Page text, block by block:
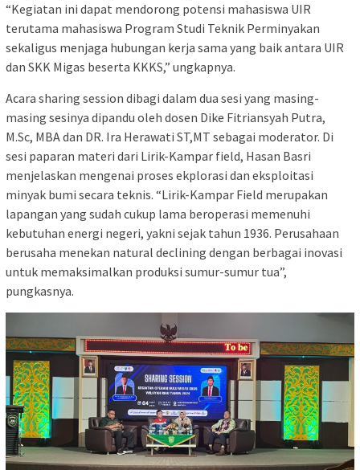
“Kegiatan ini dapat mendorong potensi mahasiswa UIR
terutama mahasiswa Program Studi Teknik Perminyakan
sekaligus menjaga hubungan kerja sama yang baik antara UIR
dan SKK Migas beserta KKKS,” ungkapnya.
Acara sharing session dibagi dalam dua sesi yang masing-
masing sesinya dipandu oleh dosen Dike Fitriansyah Putra,
M.Sc, MBA dan DR. Ira Herawati ST,MT sebagai moderator. Di
sesi paparan materi dari Lirik-Kampar field, Hasan Basri
menjelaskan mengenai proses ekplorasi dan eksploitasi
minyak bumi secara teknis. “Lirik-Kampar Field merupakan
lapangan yang sudah cukup lama beroperasi memenuhi
kebutuhan energi negeri, yakni sejak tahun 1936. Perusahaan
berusaha menekan natural declining dengan berbagai inovasi
untuk memaksimalkan produksi sumur-sumur tua”,
pungkasnya.